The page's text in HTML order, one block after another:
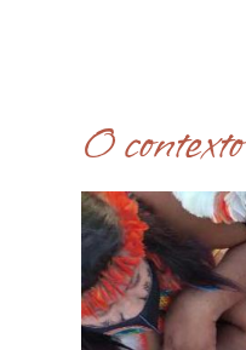
O contexto